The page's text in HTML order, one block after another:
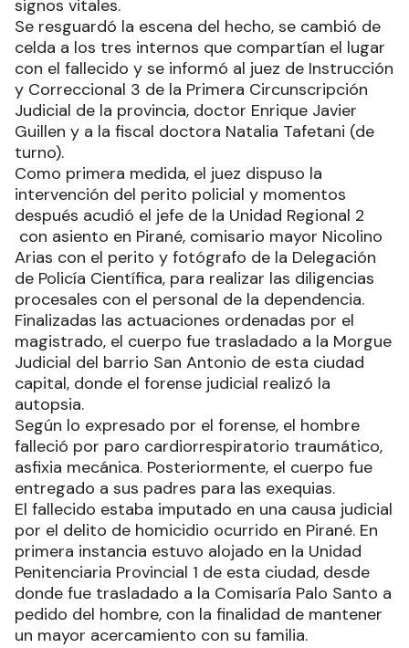
signos vitales.
Se resguardó la escena del hecho, se cambió de
celda a los tres internos que compartían el lugar
con el fallecido y se informó al juez de Instrucción
y Correccional 3 de la Primera Circunscripción
Judicial de la provincia, doctor Enrique Javier
Guillen y a la fiscal doctora Natalia Tafetani (de
turno).
Como primera medida, el juez dispuso la
intervención del perito policial y momentos
después acudió el jefe de la Unidad Regional 2
con asiento en Pirané, comisario mayor Nicolino
Arias con el perito y fotógrafo de la Delegación
de Policía Científica, para realizar las diligencias
procesales con el personal de la dependencia.
Finalizadas las actuaciones ordenadas por el
magistrado, el cuerpo fue trasladado a la Morgue
Judicial del barrio San Antonio de esta ciudad
capital, donde el forense judicial realizó la
autopsia.
Según lo expresado por el forense, el hombre
falleció por paro cardiorrespiratorio traumático,
asfixia mecánica. Posteriormente, el cuerpo fue
entregado a sus padres para las exequias.
El fallecido estaba imputado en una causa judicial
por el delito de homicidio ocurrido en Pirané. En
primera instancia estuvo alojado en la Unidad
Penitenciaria Provincial 1 de esta ciudad, desde
donde fue trasladado a la Comisaría Palo Santo a
pedido del hombre, con la finalidad de mantener
un mayor acercamiento con su familia.